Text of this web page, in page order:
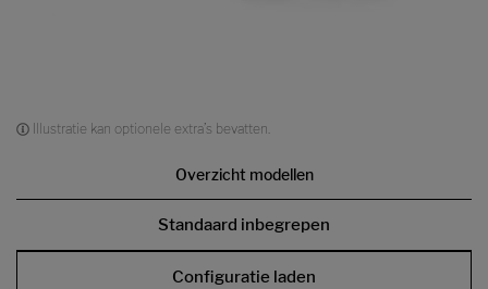
Illustratie kan optionele extra’s bevatten.
Overzicht modellen
Standaard inbegrepen
Configuratie laden